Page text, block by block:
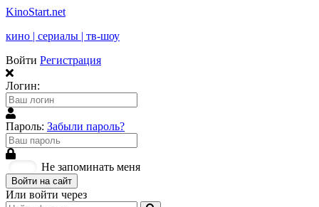
KinoStart.net
кино | сериалы | тв-шоу
Войти Регистрация
Логин:
Пароль: Забыли пароль?
Не запоминать меня
Войти на сайт
Или войти через